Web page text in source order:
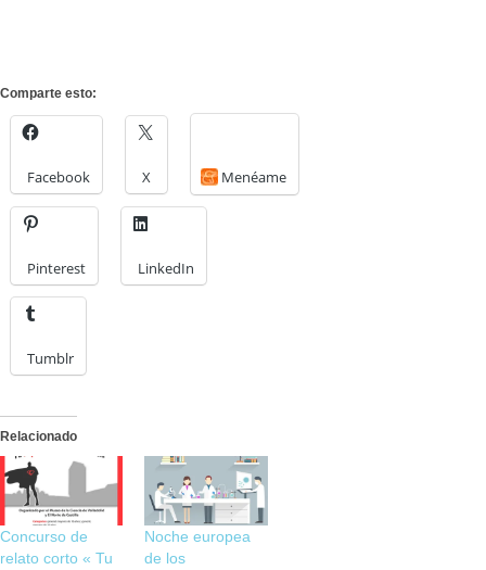
Comparte esto:
Facebook X Menéame
Pinterest LinkedIn
Tumblr
Relacionado
Concurso de
relato corto « Tu
Noche europea
de los